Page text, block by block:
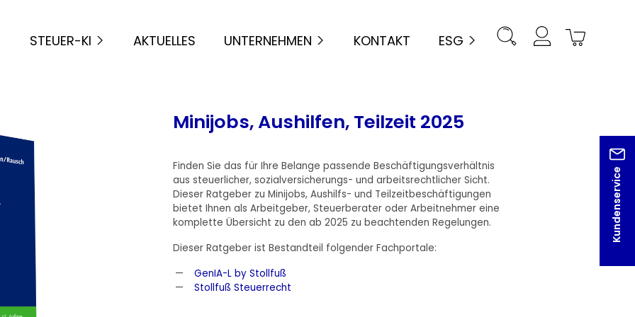
STEUER-KI AKTUELLES UNTERNEHMEN KONTAKT ESG
Kundenservice
Minijobs, Aushilfen, Teilzeit 2025
Finden Sie das für Ihre Belange passende Beschäftigungsverhältnis
aus steuerlicher, sozialversicherungs- und arbeitsrechtlicher Sicht.
Dieser Ratgeber zu Minijobs, Aushilfs- und Teilzeitbeschäftigungen
bietet Ihnen als Arbeitgeber, Steuerberater oder Arbeitnehmer eine
komplette Übersicht zu den ab 2025 zu beachtenden Regelungen.
Dieser Ratgeber ist Bestandteil folgender Fachportale:
GenIA-L by Stollfuß
Stollfuß Steuerrecht